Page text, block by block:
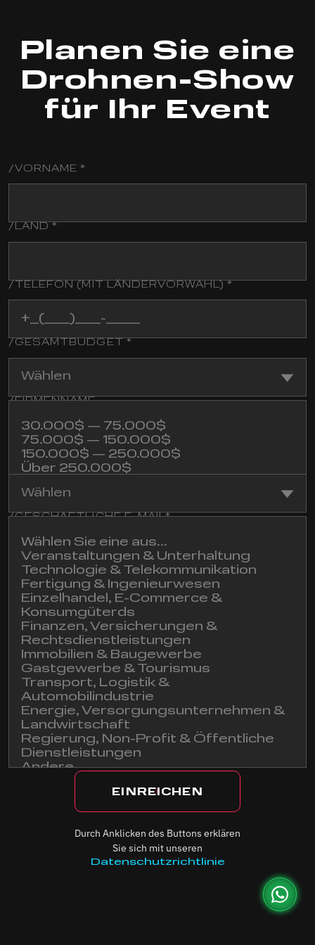
Planen Sie eine
Drohnen-Show
für Ihr Event
/VORNAME *
/
/LAND *
/TELEFON (MIT LÄNDERVORWAHL) *
/GESAMTBUDGET *
Wählen
30.000$ — 75.000$
75.000$ — 150.000$
150.000$ — 250.000$
Über 250.000$
/FIRMENNAME
/INDUSTRIE
Wählen
Wählen Sie eine aus...
Veranstaltungen & Unterhaltung
Technologie & Telekommunikation
Fertigung & Ingenieurwesen
Einzelhandel, E-Commerce &
Konsumgüterds
Finanzen, Versicherungen &
Rechtsdienstleistungen
Immobilien & Baugewerbe
Gastgewerbe & Tourismus
Transport, Logistik &
Automobilindustrie
Energie, Versorgungsunternehmen &
Landwirtschaft
Regierung, Non-Profit & Öffentliche
Dienstleistungen
Andere
/GESCHÄFTLICHE E-MAIL*
/KOMMENTAR
Ich stimme zu, Nachrichten und Marketing-E-Mails von
Cyberdrone zu erhalten
Durch Anklicken des Buttons erklären
Sie sich mit unseren
Datenschutzrichtlinie